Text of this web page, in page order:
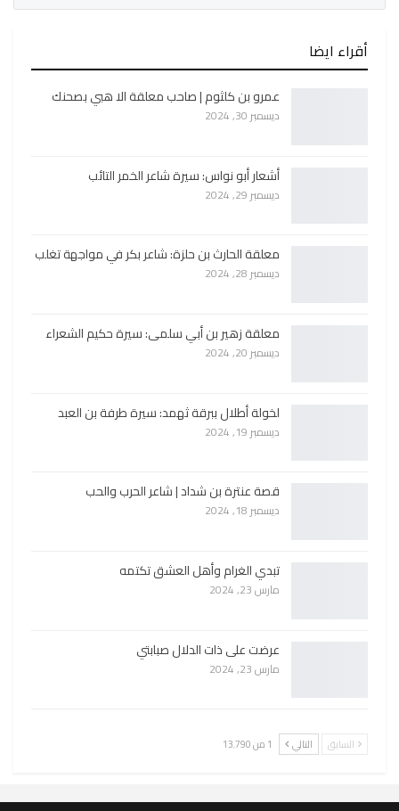
أقراء ايضا
عمرو بن كلثوم | صاحب معلقة الا هبي بصحنك
ديسمبر 30, 2024
أشعار أبو نواس: سيرة شاعر الخمر التائب
ديسمبر 29, 2024
معلقة الحارث بن حلزة: شاعر بكر في مواجهة تغلب
ديسمبر 28, 2024
معلقة زهير بن أبي سلمى: سيرة حكيم الشعراء
ديسمبر 20, 2024
لخولة أطلال ببرقة ثهمد: سيرة طرفة بن العبد
ديسمبر 19, 2024
قصة عنترة بن شداد | شاعر الحرب والحب
ديسمبر 18, 2024
تبدي الغرام وأهل العشق تكتمه
مارس 23, 2024
عرضت على ذات الدلال صبابتي
مارس 23, 2024
السابق التالي 1 من 13٬790